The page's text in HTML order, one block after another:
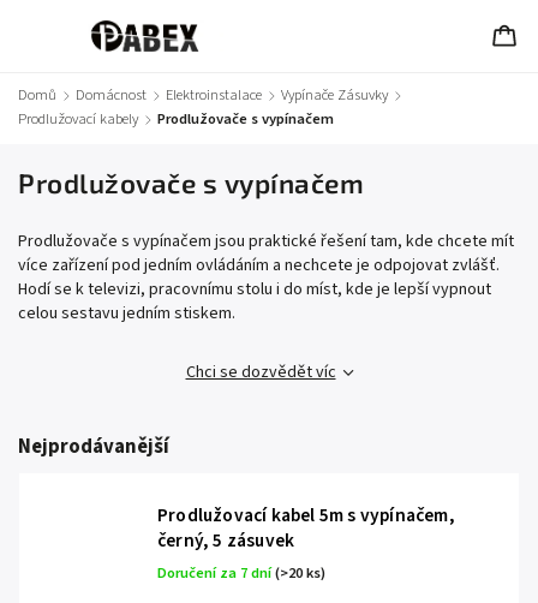
Domů / Domácnost / Elektroinstalace / Vypínače Zásuvky /
Prodlužovací kabely / Prodlužovače s vypínačem
Prodlužovače s vypínačem
Prodlužovače s vypínačem jsou praktické řešení tam, kde chcete mít
více zařízení pod jedním ovládáním a nechcete je odpojovat zvlášť.
Hodí se k televizi, pracovnímu stolu i do míst, kde je lepší vypnout
celou sestavu jedním stiskem.
Chci se dozvědět víc
Nejprodávanější
Prodlužovací kabel 5m s vypínačem,
černý, 5 zásuvek
Doručení za 7 dní(>20 ks)